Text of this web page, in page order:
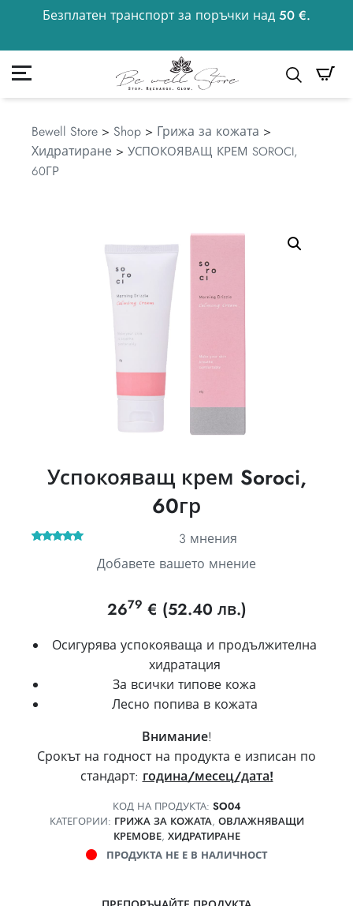
Безплатен транспорт за поръчки над 50 €.
50 €
Моята сметка
Bewell Store > Shop > Грижа за кожата >
Хидратиране > УСПОКОЯВАЩ КРЕМ SOROCI,
60ГР
Успокояващ крем Soroci,
60гр
3 мнения
Добавете вашето мнение
2679 € (52.40 лв.)
Осигурява успокояваща и продължителна
хидратация
За всички типове кожа
Лесно попива в кожата
Внимание!
Срокът на годност на продукта е изписан по
стандарт: година/месец/дата!
КОД НА ПРОДУКТА: SO04
КАТЕГОРИИ: ГРИЖА ЗА КОЖАТА, ОВЛАЖНЯВАЩИ
КРЕМОВЕ, ХИДРАТИРАНЕ
ПРОДУКТА НЕ Е В НАЛИЧНОСТ